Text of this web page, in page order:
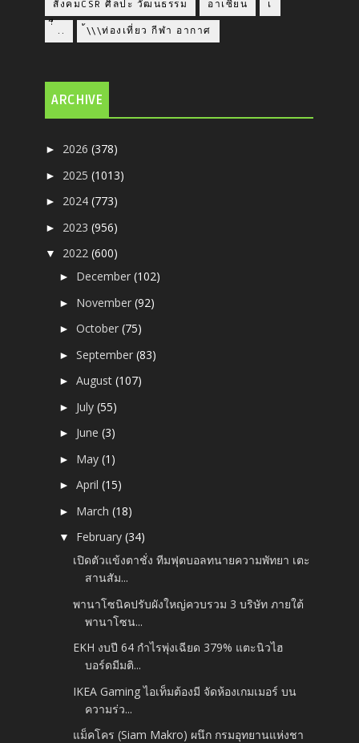
สังคมCSR ศิลปะ วัฒนธรรม อาเซียน เ
่่ื​ .. ้\\\ท่องเที่ยว กีฬา อากาศ
ARCHIVE
► 2026(378)
► 2025(1013)
► 2024(773)
► 2023(956)
▼ 2022(600)
► December(102)
► November(92)
►October(75)
►September(83)
►August(107)
► July(55)
► June(3)
► May(1)
►April(15)
► March(18)
▼ February(34)
เปิดตัวแข้งตาชั่ง ทีมฟุตบอลทนายความพัทยา เตะ
สานสัม...
พานาโซนิคปรับผังใหญ่ควบรวม 3 บริษัท ภายใต้
พานาโซน...
EKH งบปี 64 กำไรพุ่งเฉียด 379% แตะนิวไฮ
บอร์ดมีมติ...
IKEA Gaming ไอเท็มต้องมี จัดห้องเกมเมอร์ บน
ความร่ว...
แม็คโคร (Siam Makro) ผนึก กรมอุทยานแห่งชา